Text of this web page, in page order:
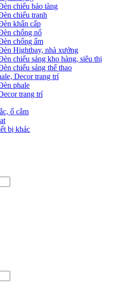
chiếu bảo tàng
chiếu tranh
khẩn cấp
chống nổ
chống ẩm
Hightbay, nhà xưởng
chiếu sáng kho hàng, siêu thị
chiếu sáng thể thao
Decor trang trí
phale
trang trí
ổ cắm
bị khác